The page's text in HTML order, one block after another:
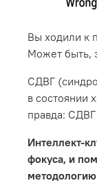
Вы ходили к
Может быть,
СДВГ
в состоянии
правда:
Интеллект-
фокуса, и